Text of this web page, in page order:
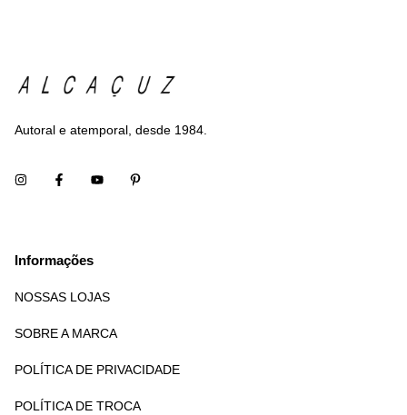
Autoral e atemporal, desde 1984.
Informações
NOSSAS LOJAS
SOBRE A MARCA
POLÍTICA DE PRIVACIDADE
POLÍTICA DE TROCA